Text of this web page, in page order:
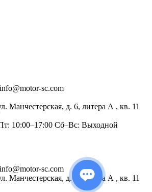
sc.com
Манчестерская, д. 6, литера А , кв. 11
10:00–17:00 Сб–Вс: Выходной
sc.com
Манчестерская, д. 6, литера А , кв. 11